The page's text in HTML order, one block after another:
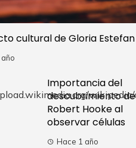
cultural de Gloria Estefan
Importancia del
descubrimiento de
Robert Hooke al
observar células
Hace 1 año